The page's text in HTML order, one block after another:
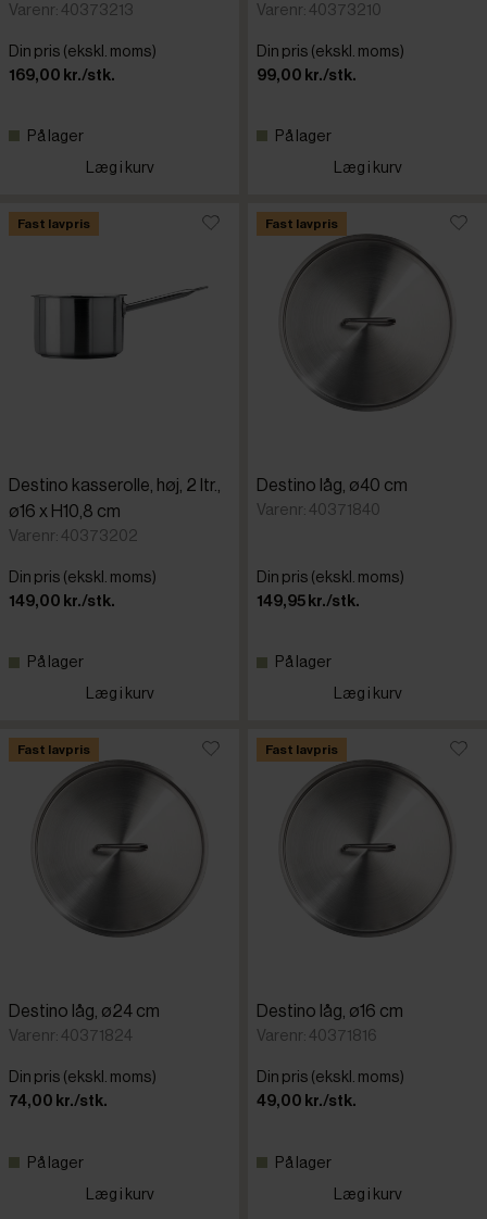
Varenr: 40373213
Din pris (ekskl. moms)
169,00 kr./stk.
På lager
Læg i kurv
Varenr: 40373210
Din pris (ekskl. moms)
99,00 kr./stk.
På lager
Læg i kurv
Fast lavpris
Destino kasserolle, høj, 2 ltr.,
ø16 x H10,8 cm
Varenr: 40373202
Din pris (ekskl. moms)
149,00 kr./stk.
På lager
Læg i kurv
Fast lavpris
Destino låg, ø40 cm
Varenr: 40371840
Din pris (ekskl. moms)
149,95 kr./stk.
På lager
Læg i kurv
Fast lavpris
Destino låg, ø24 cm
Varenr: 40371824
Din pris (ekskl. moms)
74,00 kr./stk.
På lager
Læg i kurv
Fast lavpris
Destino låg, ø16 cm
Varenr: 40371816
Din pris (ekskl. moms)
49,00 kr./stk.
På lager
Læg i kurv